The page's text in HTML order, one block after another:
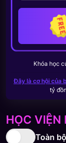
HỌC VIỆN
Toàn bộ
Khóa học
Đây là cơ hội của
tỷ